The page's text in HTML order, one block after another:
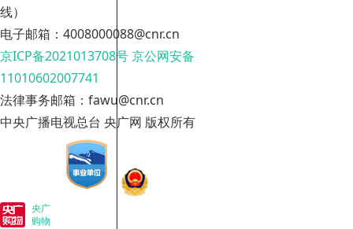
线）
电子邮箱：4008000088@cnr.cn
京ICP备2021013708号京公网安备
11010602007741
法律事务邮箱：fawu@cnr.cn
中央广播电视总台 央广网 版权所有
央广
购物